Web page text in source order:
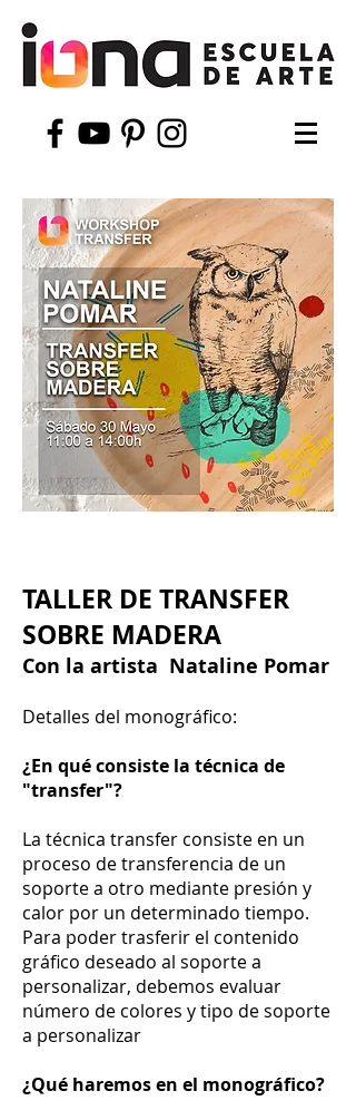
TALLER DE TRANSFER
SOBRE MADERA
Con la artista Nataline Pomar
Detalles del monográfico:
¿En qué consiste la técnica de
"transfer"?
La técnica transfer consiste en un
proceso de transferencia de un
soporte a otro mediante presión y
calor por un determinado tiempo.
Para poder trasferir el contenido
gráfico deseado al soporte a
personalizar, debemos evaluar
número de colores y tipo de soporte
a personalizar
¿Qué haremos en el monográfico?